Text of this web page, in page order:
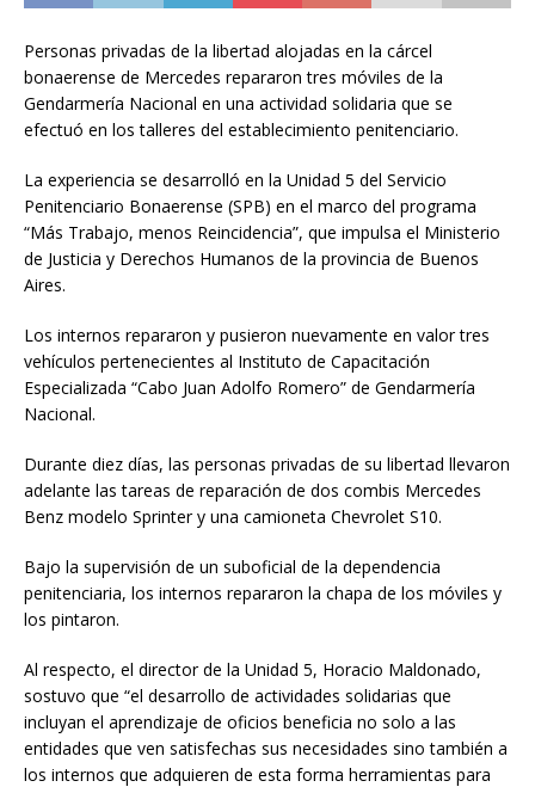
Personas privadas de la libertad alojadas en la cárcel
bonaerense de Mercedes repararon tres móviles de la
Gendarmería Nacional en una actividad solidaria que se
efectuó en los talleres del establecimiento penitenciario.
La experiencia se desarrolló en la Unidad 5 del Servicio
Penitenciario Bonaerense (SPB) en el marco del programa
“Más Trabajo, menos Reincidencia”, que impulsa el Ministerio
de Justicia y Derechos Humanos de la provincia de Buenos
Aires.
Los internos repararon y pusieron nuevamente en valor tres
vehículos pertenecientes al Instituto de Capacitación
Especializada “Cabo Juan Adolfo Romero” de Gendarmería
Nacional.
Durante diez días, las personas privadas de su libertad llevaron
adelante las tareas de reparación de dos combis Mercedes
Benz modelo Sprinter y una camioneta Chevrolet S10.
Bajo la supervisión de un suboficial de la dependencia
penitenciaria, los internos repararon la chapa de los móviles y
los pintaron.
Al respecto, el director de la Unidad 5, Horacio Maldonado,
sostuvo que “el desarrollo de actividades solidarias que
incluyan el aprendizaje de oficios beneficia no solo a las
entidades que ven satisfechas sus necesidades sino también a
los internos que adquieren de esta forma herramientas para